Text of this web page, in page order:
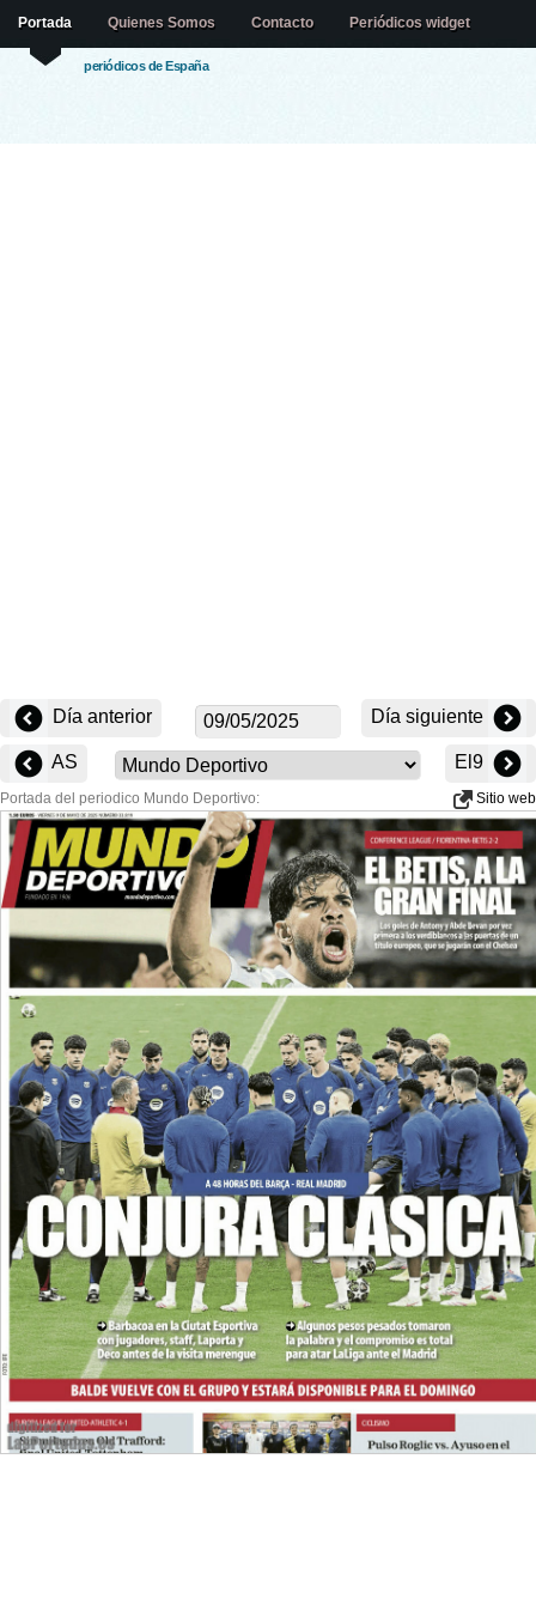
periódicos de España
Portada Quienes Somos Contacto Periódicos widget
Día anterior Día siguiente
AS El9
Portada del periodico Mundo Deportivo: Sitio web